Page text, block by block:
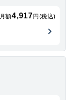
月額4,917 円(税込)